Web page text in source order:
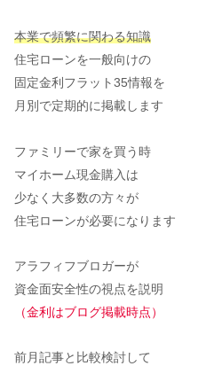
本業で頻繁に関わる知識
住宅ローンを一般向けの
固定金利フラット35情報を
月別で定期的に掲載します
ファミリーで家を買う時
マイホーム現金購入は
少なく大多数の方々が
住宅ローンが必要になります
アラフィフブロガーが
資金面安全性の視点を説明
（金利はブログ掲載時点）
前月記事と比較検討して